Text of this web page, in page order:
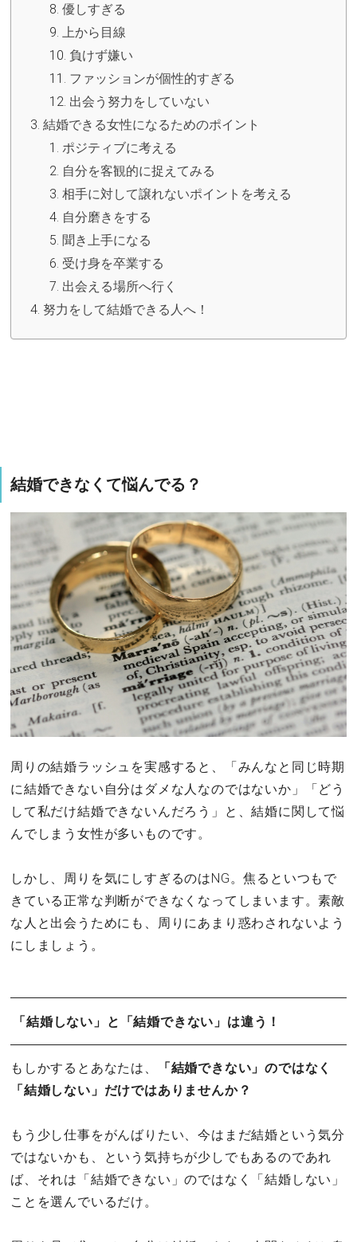
優しすぎる
上から目線
負けず嫌い
ファッションが個性的すぎる
出会う努力をしていない
結婚できる女性になるためのポイント
ポジティブに考える
自分を客観的に捉えてみる
相手に対して譲れないポイントを考える
自分磨きをする
聞き上手になる
受け身を卒業する
出会える場所へ行く
努力をして結婚できる人へ！
結婚できなくて悩んでる？
周りの結婚ラッシュを実感すると、「みんなと同じ時期
に結婚できない自分はダメな人なのではないか」「どう
して私だけ結婚できないんだろう」と、結婚に関して悩
んでしまう女性が多いものです。
しかし、周りを気にしすぎるのはNG。焦るといつもで
きている正常な判断ができなくなってしまいます。素敵
な人と出会うためにも、周りにあまり惑わされないよう
にしましょう。
「結婚しない」と「結婚できない」は違う！
もしかするとあなたは、
「結婚できない」のではなく
「結婚しない」だけではありませんか？
もう少し仕事をがんばりたい、今はまだ結婚という気分
ではないかも、という気持ちが少しでもあるのであれ
ば、それは「結婚できない」のではなく「結婚しない」
ことを選んでいるだけ。